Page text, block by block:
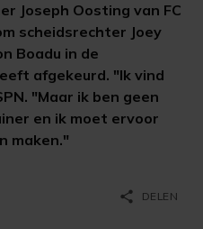
Joseph Oosting van FC
scheidsrechter Joey
Boadu in de
afgekeurd. "Ik vind
"Maar ik ben geen
en ik moet ervoor
maken."
share DELEN